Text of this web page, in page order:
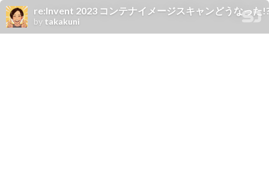
re:Invent 2023 コンテナイメージスキャンどうなった
by takakuni